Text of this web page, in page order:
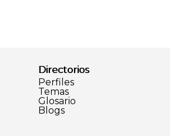
Directorios
Perfiles
Temas
Glosario
Blogs